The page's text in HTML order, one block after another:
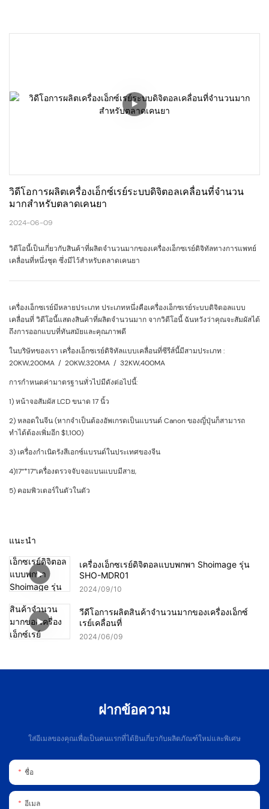
วิดีโอการผลิตเครื่องเอ็กซ์เรย์ระบบดิจิตอลเคลื่อนที่จำนวน
มากสำหรับตลาดเคนยา
2024-06-09
วิดีโอนี้เป็นเกี่ยวกับสินค้าที่ผลิตจำนวนมากของเครื่องเอ็กซเรย์ดิจิทัลทางการแพทย์
เคลื่อนที่หนึ่งชุด ซึ่งมีไว้สำหรับตลาดเคนยา
เครื่องเอ็กซเรย์มีหลายประเภท ประเภทหนึ่งคือเครื่องเอ็กซเรย์ระบบดิจิตอลแบบ
เคลื่อนที่ วิดีโอนี้แสดงสินค้าที่ผลิตจำนวนมาก จากวิดีโอนี้ ฉันหวังว่าคุณจะสัมผัสได้
ถึงการออกแบบที่ทันสมัยและคุณภาพดี
ในบริษัทของเรา เครื่องเอ็กซเรย์ดิจิทัลแบบเคลื่อนที่ซีรีส์นี้มีสามประเภท :
20KW,200MA / 20KW,320MA / 32KW,400MA
การกำหนดค่ามาตรฐานทั่วไปมีดังต่อไปนี้:
1) หน้าจอสัมผัส LCD ขนาด 17 นิ้ว
2) หลอดในจีน (หากจำเป็นต้องอัพเกรดเป็นแบรนด์ Canon ของญี่ปุ่นก็สามารถ
ทำได้ต้องเพิ่มอีก $1,100)
3) เครื่องกำเนิดรังสีเอกซ์แบรนด์ในประเทศของจีน
4)17”*17”เครื่องตรวจจับจอแบนแบบมีสาย,
5) คอมพิวเตอร์ในตัวในตัว
แนะนำ
เครื่องเอ็กซเรย์ดิจิตอลแบบพกพา Shoimage รุ่น
SHO-MDR01
2024 09 10
วีดีโอการผลิตสินค้าจำนวนมากของเครื่องเอ็กซ์
เรย์เคลื่อนที่
2024 06 09
ฝากข้อความ
ใส่อีเมลของคุณเพื่อเป็นคนแรกที่ได้ยินเกี่ยวกับผลิตภัณฑ์ใหม่และพิเศษ
ชื่อ
อีเมล